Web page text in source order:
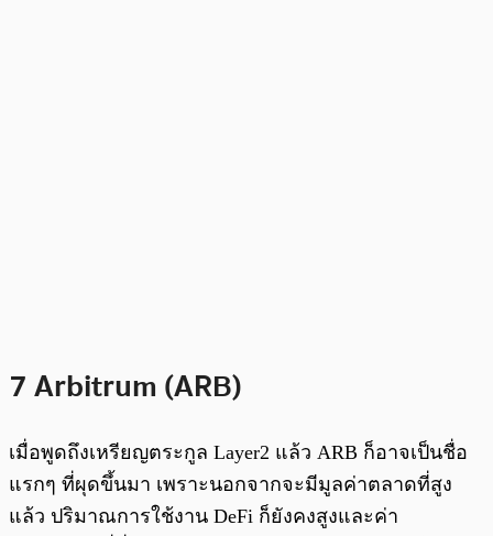
7 Arbitrum (ARB)
เมื่อพูดถึงเหรียญตระกูล Layer2 แล้ว ARB ก็อาจเป็นชื่อ
แรกๆ ที่ผุดขึ้นมา เพราะนอกจากจะมีมูลค่าตลาดที่สูง
แล้ว ปริมาณการใช้งาน DeFi ก็ยังคงสูงและค่า